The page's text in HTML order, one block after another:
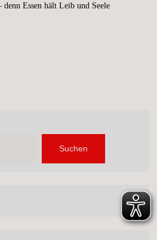
denn Essen hält Leib und Seele
Suchen